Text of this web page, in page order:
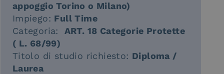
appoggio Torino o Milano)
Impiego: Full Time
Categoria:
ART. 18 Categorie Protette
( L. 68/99)
Titolo di studio richiesto: Diploma /
Laurea